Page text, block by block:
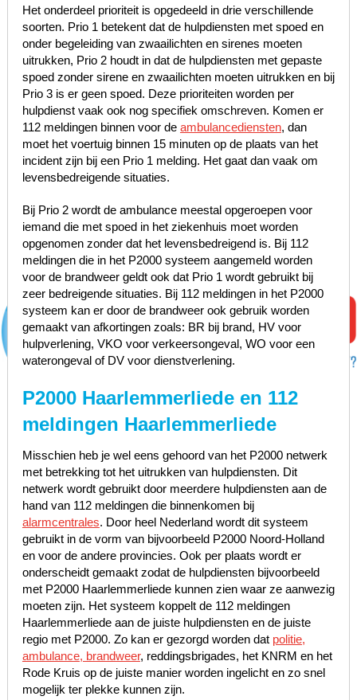
Het onderdeel prioriteit is opgedeeld in drie verschillende
soorten. Prio 1 betekent dat de hulpdiensten met spoed en
onder begeleiding van zwaailichten en sirenes moeten
uitrukken, Prio 2 houdt in dat de hulpdiensten met gepaste
spoed zonder sirene en zwaailichten moeten uitrukken en bij
Prio 3 is er geen spoed. Deze prioriteiten worden per
hulpdienst vaak ook nog specifiek omschreven. Komen er
112 meldingen binnen voor de ambulancediensten, dan
moet het voertuig binnen 15 minuten op de plaats van het
incident zijn bij een Prio 1 melding. Het gaat dan vaak om
levensbedreigende situaties.
Bij Prio 2 wordt de ambulance meestal opgeroepen voor
iemand die met spoed in het ziekenhuis moet worden
opgenomen zonder dat het levensbedreigend is. Bij 112
meldingen die in het P2000 systeem aangemeld worden
voor de brandweer geldt ook dat Prio 1 wordt gebruikt bij
zeer bedreigende situaties. Bij 112 meldingen in het P2000
systeem kan er door de brandweer ook gebruik worden
gemaakt van afkortingen zoals: BR bij brand, HV voor
hulpverlening, VKO voor verkeersongeval, WO voor een
waterongeval of DV voor dienstverlening.
P2000 Haarlemmerliede en 112
meldingen Haarlemmerliede
Misschien heb je wel eens gehoord van het P2000 netwerk
met betrekking tot het uitrukken van hulpdiensten. Dit
netwerk wordt gebruikt door meerdere hulpdiensten aan de
hand van 112 meldingen die binnenkomen bij
alarmcentrales. Door heel Nederland wordt dit systeem
gebruikt in de vorm van bijvoorbeeld P2000 Noord-Holland
en voor de andere provincies. Ook per plaats wordt er
onderscheidt gemaakt zodat de hulpdiensten bijvoorbeeld
met P2000 Haarlemmerliede kunnen zien waar ze aanwezig
moeten zijn. Het systeem koppelt de 112 meldingen
Haarlemmerliede aan de juiste hulpdiensten en de juiste
regio met P2000. Zo kan er gezorgd worden dat politie,
ambulance, brandweer, reddingsbrigades, het KNRM en het
Rode Kruis op de juiste manier worden ingelicht en zo snel
mogelijk ter plekke kunnen zijn.